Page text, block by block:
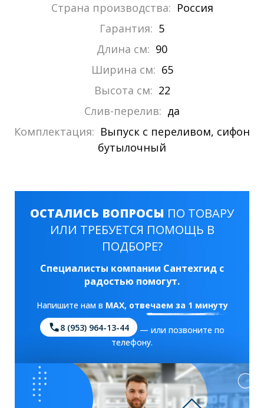
Страна производства: Россия
Гарантия: 5
Длина см: 90
Ширина см: 65
Высота см: 22
Слив-перелив: да
Комплектация: Выпуск с переливом, сифон
бутылочный
ОСТАЛИСЬ ВОПРОСЫ ПО ТОВАРУ
ИЛИ ТРЕБУЕТСЯ ПОМОЩЬ В
ПОДБОРЕ?
Специалисты компании Сантехгид с
радостью помогут.
Напишите нам в MAX, отвечаем за 1 минуту
8 (953) 964-13-44
— или позвоните по
телефону.